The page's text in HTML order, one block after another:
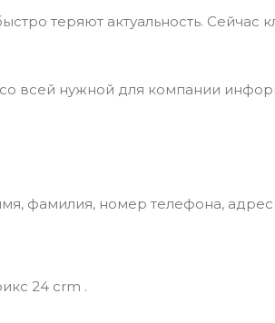
теряют актуальность. Сейчас
всей нужной для компании
фамилия, номер телефона, адрес
24 crm .